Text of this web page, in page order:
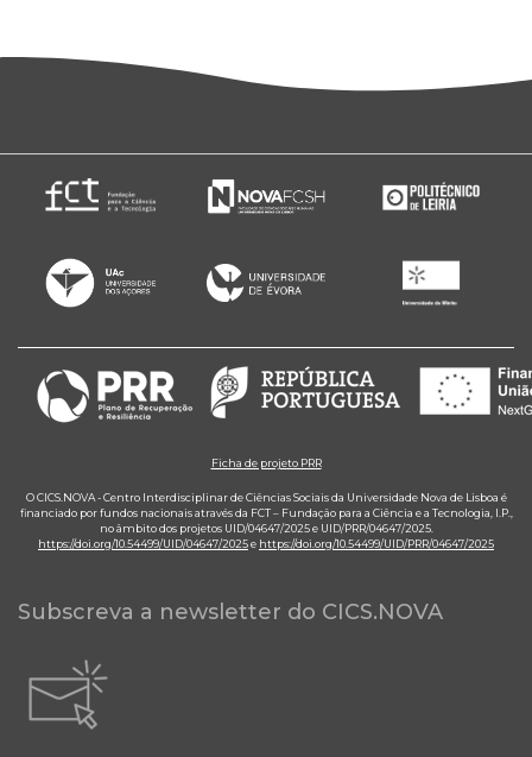
Ficha de projeto PRR
O CICS.NOVA - Centro Interdisciplinar de Ciências Sociais da Universidade Nova de Lisboa é
financiado por fundos nacionais através da FCT – Fundação para a Ciência e a Tecnologia, I.P.,
no âmbito dos projetos UID/04647/2025 e UID/PRR/04647/2025.
https://doi.org/10.54499/UID/04647/2025e https://doi.org/10.54499/UID/PRR/04647/2025
Subscreva a newsletter do CICS.NOVA